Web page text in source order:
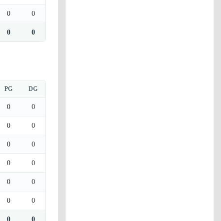
0 0
0 0
PG DG
0 0
0 0
0 0
0 0
0 0
0 0
0 0